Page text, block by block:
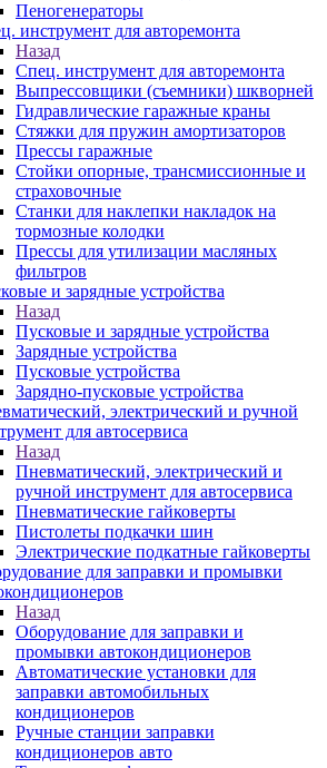
Пеногенераторы
инструмент для авторемонта
Назад
Спец. инструмент для авторемонта
Выпрессовщики (съемники) шкворней
Гидравлические гаражные краны
Стяжки для пружин амортизаторов
Прессы гаражные
Стойки опорные, трансмиссионные и
страховочные
Станки для наклепки накладок на
тормозные колодки
Прессы для утилизации масляных
фильтров
и зарядные устройства
Назад
Пусковые и зарядные устройства
Зарядные устройства
Пусковые устройства
Зарядно-пусковые устройства
электрический и ручной
для автосервиса
Назад
Пневматический, электрический и
ручной инструмент для автосервиса
Пневматические гайковерты
Пистолеты подкачки шин
Электрические подкатные гайковерты
для заправки и промывки
Назад
Оборудование для заправки и
промывки автокондиционеров
Автоматические установки для
заправки автомобильных
кондиционеров
Ручные станции заправки
кондиционеров авто